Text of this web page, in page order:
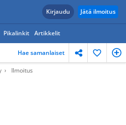
Kirjaudu Jätä ilmoitus
Pikalinkit Artikkelit
Hae samanlaiset
Ilmoitus